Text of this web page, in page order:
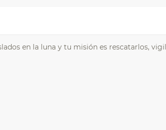
en la luna y tu misión es rescatarlos,